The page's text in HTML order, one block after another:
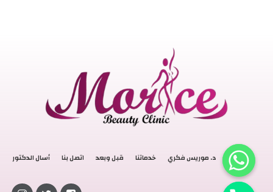
الرئيسية د. موريس فكري خدماتنا قبل وبعد اتصل بنا أسال الدكتور